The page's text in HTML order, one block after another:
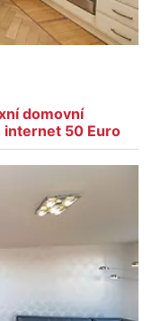
domovní
internet 50 Euro